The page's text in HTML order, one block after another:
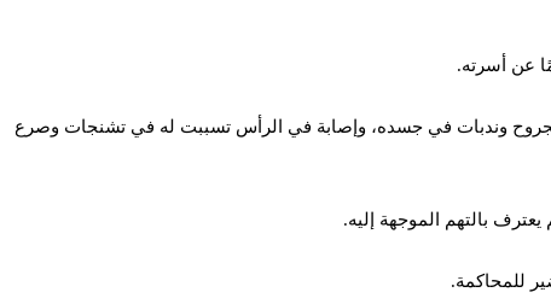
عن أسرته.
بجروح وندبات في جسده، وإصابة في الرأس تسببت له في تشنجات وصرع
بالتهم الموجهة إليه.
للمحاكمة.